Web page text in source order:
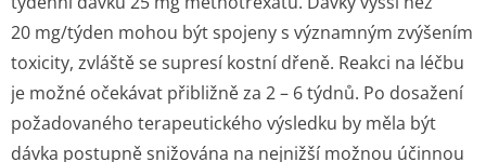
20 mg/týden mohou být spojeny s významným zvýšením
toxicity, zvláště se supresí kostní dřeně. Reakci na léčbu
je možné očekávat přibližně za 2 – 6 týdnů. Po dosažení
požadovaného terapeutického výsledku by měla být
dávka postupně snižována na nejnižší možnou účinnou